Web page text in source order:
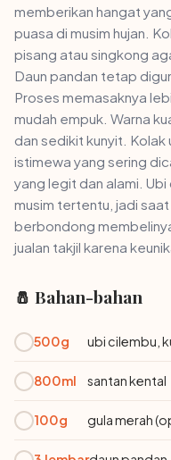
memberikan hangat
puasa di musim hujan.
pisang atau singkong
Daun pandan tetap
Proses memasaknya
mudah empuk. Warna
dan sedikit kunyit. Kolak
istimewa yang sering
yang legit dan alami.
musim tertentu, jadi
berbondong
jualan takjil karena
🧂 Bahan-bahan
500g ubi cilembu,
800ml santan kental
100g gula merah